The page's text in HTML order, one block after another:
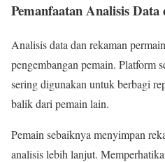
Pemanfaatan Analisis Data
Analisis data dan rekaman
pengembangan pemain. Platform
sering digunakan untuk berbagi
balik dari pemain lain.
Pemain sebaiknya menyimpan
analisis lebih lanjut.